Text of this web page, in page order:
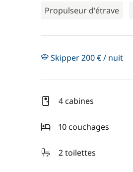
Propulseur d'étrave
Skipper 200 € / nuit
4 cabines
10 couchages
2 toilettes